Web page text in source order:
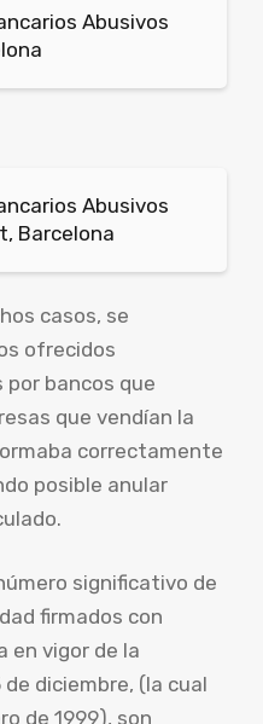
Abusivos
Abusivos
Barcelona
casos, se
ofrecidos
bancos que
que vendían la
correctamente
posible anular
significativo de
firmados con
en vigor de la
diciembre, (la cual
de 1999), son